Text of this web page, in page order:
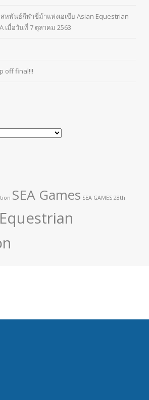
พันธ์กีฬาขี่ม้าแห่งเอเชีย Asian Equestrian
เมื่อวันที่ 7 ตุลาคม 2563
off final!!!
SEA Games SEA GAMES 28th